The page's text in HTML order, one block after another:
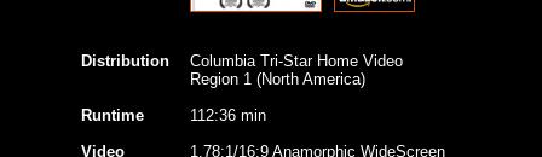
Distribution
Columbia Tri-Star Home Video
Region 1 (North America)
Runtime
112:36 min
Video
1.78:1/16:9 Anamorphic WideScreen